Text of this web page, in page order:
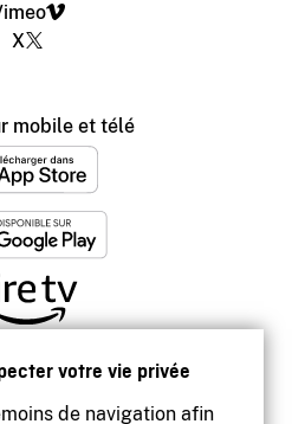
votre vie privée
de navigation afin
X
mobile et télé